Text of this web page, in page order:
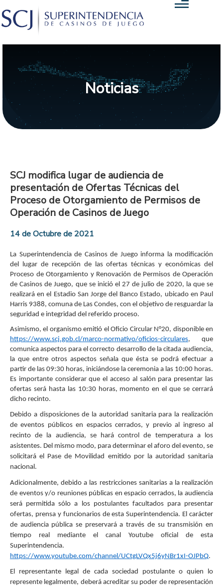
Noticias
SCJ modifica lugar de audiencia de
presentación de Ofertas Técnicas del
Proceso de Otorgamiento de Permisos de
Operación de Casinos de Juego
14 de Octubre de 2021
La Superintendencia de Casinos de Juego informa la modificación
del lugar de recepción de las ofertas técnicas y económicas del
Proceso de Otorgamiento y Renovación de Permisos de Operación
de Casinos de Juego, que se inició el 27 de julio de 2020, la que se
realizará en el Estadio San Jorge del Banco Estado, ubicado en Paul
Harris 9388, comuna de Las Condes, con el objetivo de resguardar la
seguridad e integridad del referido proceso.
Asimismo, el organismo emitió el Oficio Circular N°20, disponible en
https://www.scj.gob.cl/marco-normativo/oficios-circulares, que
comunica aspectos para el correcto desarrollo de la citada audiencia,
la que entre otros aspectos señala que ésta se podrá efectuar a
partir de las 09:30 horas, iniciándose la ceremonia a las 10:00 horas.
Es importante considerar que el acceso al salón para presentar las
ofertas será hasta las 10:30 horas, momento en el que se cerrará
dicho recinto.
Debido a disposiciones de la autoridad sanitaria para la realización
de eventos públicos en espacios cerrados, y previo al ingreso al
recinto de la audiencia, se hará control de temperatura a los
asistentes. Del mismo modo, para determinar el aforo del evento, se
solicitará el Pase de Movilidad emitido por la autoridad sanitaria
nacional.
Adicionalmente, debido a las restricciones sanitarias a la realización
de eventos y/o reuniones públicas en espacio cerrados, la audiencia
será permitida sólo a los postulantes facultados para presentar
ofertas, prensa y funcionarios de esta Superintendencia. El carácter
de audiencia pública se preservará a través de su transmisión en
tiempo real mediante el canal Youtube oficial de esta
Superintendencia.
https://www.youtube.com/channel/UCtgLVQx5j6yNBr1xI-OJPbQ.
El representante legal de cada sociedad postulante o quien lo
represente legalmente, deberá acreditar su poder de representación